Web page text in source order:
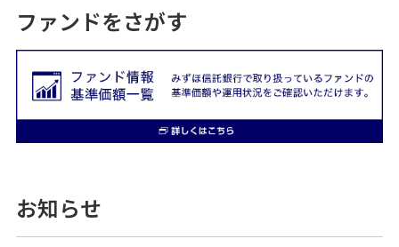
特定口座
投資信託関連リンク
生命保険
ファンドをさがす
お知らせ